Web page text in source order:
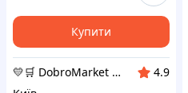
Купити
💛🛒 DobroMarket 💛🛒 мережа інтернет-магазинів
4.9